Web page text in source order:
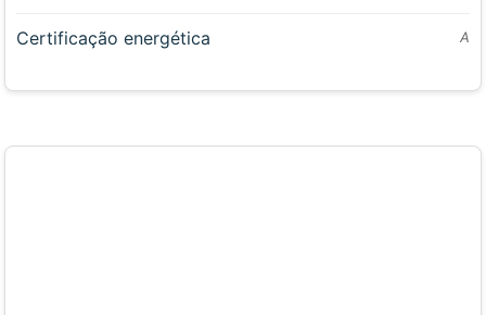
Certificação energética A